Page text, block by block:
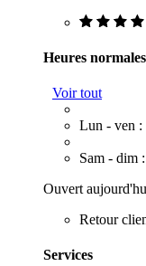
Heures normales
Voir tout
Lun - ven :
Sam - dim
Ouvert
Retour
Services